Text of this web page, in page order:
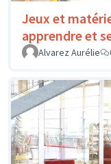
Jeux et
apprendre et
Alvarez Aurélie